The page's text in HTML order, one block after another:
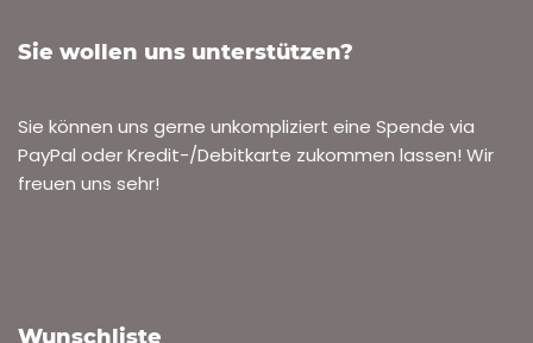
Sie wollen uns unterstützen?
Sie können uns gerne unkompliziert eine Spende via
PayPal oder Kredit-/Debitkarte zukommen lassen! Wir
freuen uns sehr!
Wunschliste